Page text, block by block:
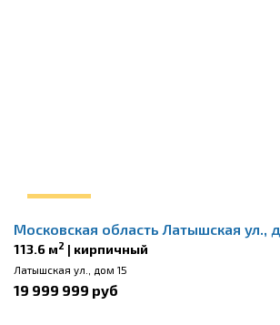
Московская область Латышская ул.,
113.6 м2 | кирпичный
Латышская ул., дом 15
19 999 999 руб